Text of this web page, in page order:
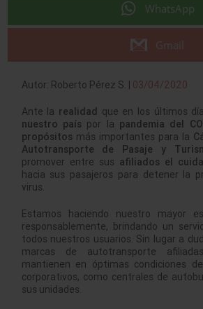
WhatsApp
Gmail
Autor: Roberto Pérez S. | 03/04/2020
Ante la realidad que en los últimos
nuestro país por la pandemia del
propósitos más importantes para la
Autotransporte de Pasaje y
promover entre sus afiliados el
hacia sus pasajeros para detener la
virus.
Estamos haciendo nuestro mayor
responsablemente, brindando un
todos nuestros usuarios. Sin lugar a
marcas de autotransporte
mantienen en óptimas condiciones
corporativos, como centrales de
sus unidades.